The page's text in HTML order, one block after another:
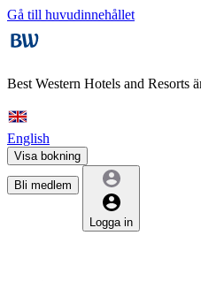
Gå till huvudinnehållet
Best Western Hotels and Resorts
English
Visa bokning
Bli medlem
Logga in